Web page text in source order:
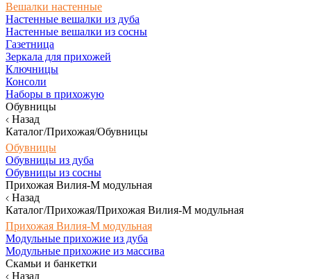
Вешалки настенные
Настенные вешалки из дуба
Настенные вешалки из сосны
Газетница
Зеркала для прихожей
Ключницы
Консоли
Наборы в прихожую
Обувницы
Назад
Каталог/Прихожая/Обувницы
Обувницы
Обувницы из дуба
Обувницы из сосны
Прихожая Вилия-М модульная
Назад
Каталог/Прихожая/Прихожая Вилия-М модульная
Прихожая Вилия-М модульная
Модульные прихожие из дуба
Модульные прихожие из массива
Скамьи и банкетки
Назад